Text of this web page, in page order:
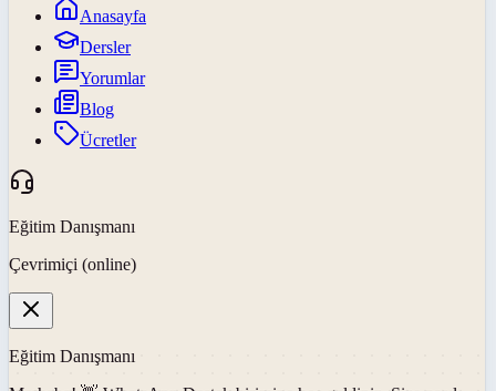
Anasayfa
Dersler
Yorumlar
Blog
Ücretler
Eğitim Danışmanı
Çevrimiçi (online)
Eğitim Danışmanı